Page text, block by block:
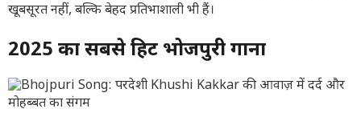
खूबसूरत नहीं, बल्कि बेहद प्रतिभाशाली भी हैं।
2025 का सबसे हिट भोजपुरी गाना